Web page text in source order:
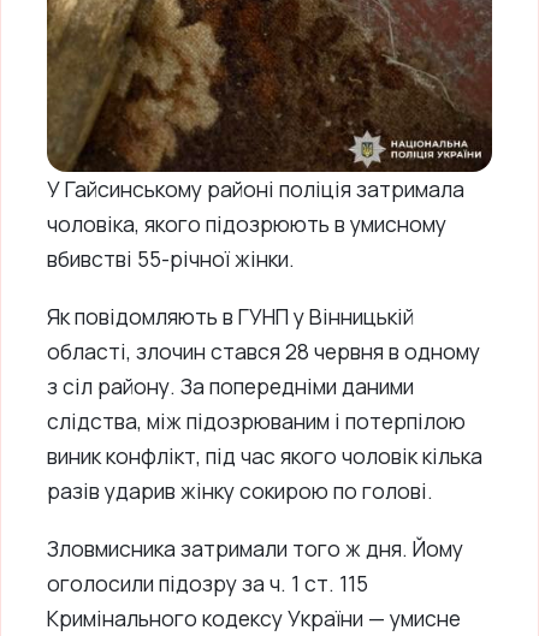
У Гайсинському районі поліція затримала
чоловіка, якого підозрюють в умисному
вбивстві 55-річної жінки.
Як повідомляють в ГУНП у Вінницькій
області, злочин стався 28 червня в одному
з сіл району. За попередніми даними
слідства, між підозрюваним і потерпілою
виник конфлікт, під час якого чоловік кілька
разів ударив жінку сокирою по голові.
Зловмисника затримали того ж дня. Йому
оголосили підозру за ч. 1 ст. 115
Кримінального кодексу України — умисне